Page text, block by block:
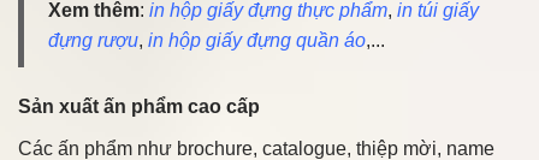
Xem thêm: in hộp giấy đựng thực phẩm, in túi giấy
đựng rượu, in hộp giấy đựng quần áo,...
Sản xuất ấn phẩm cao cấp
Các ấn phẩm như brochure, catalogue, thiệp mời, name